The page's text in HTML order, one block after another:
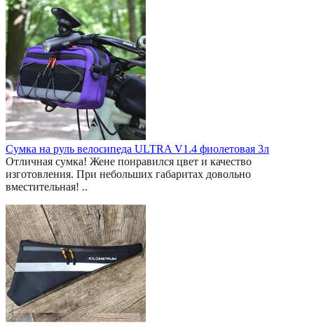
Сумка на руль велосипеда ULTRA V1.4 фиолетовая 3л
Отличная сумка! Жене понравился цвет и качество
изготовления. При небольших габаритах довольно
вместительная! ..